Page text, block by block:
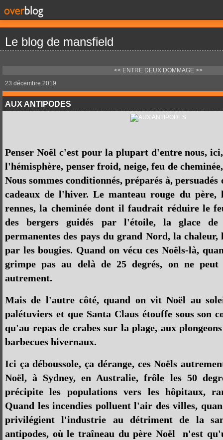
Le blog de mansfield
<< ENTRE DEUX DOMMAGE >>
23 décembre 2019
AUX ANTIPODES
Penser Noël c'est pour la plupart d'entre nous,
l'hémisphère, penser froid, neige, feu de
Nous sommes conditionnés, préparés à,
cadeaux de l'hiver. Le manteau rouge du père,
rennes, la cheminée dont il faudrait réduire le
des bergers guidés par l'étoile, la glace de
permanentes des pays du grand Nord, la
par les bougies. Quand on vécu ces Noëls-là,
grimpe pas au delà de 25 degrés, on ne
autrement.
Mais de l'autre côté, quand on vit Noël au
palétuviers et que Santa Claus étouffe sous son
qu'au repas de crabes sur la plage, aux
barbecues hivernaux.
Ici ça déboussole, ça dérange, ces Noëls
Noël, à Sydney, en Australie, frôle les 50
précipite les populations vers les hôpitaux,
Quand les incendies polluent l'air des villes,
privilégient l'industrie au détriment de la
antipodes, où le traîneau du père Noël n'est